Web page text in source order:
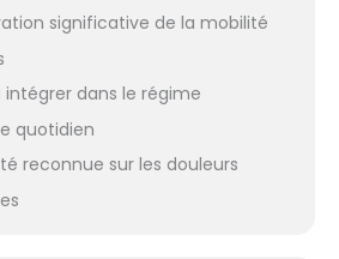
faciles à
s’intègrent
parfaitement à la
quotidienne. Ce
significative de la mobilité
intégrer dans le régime
quotidien
reconnue sur les douleurs